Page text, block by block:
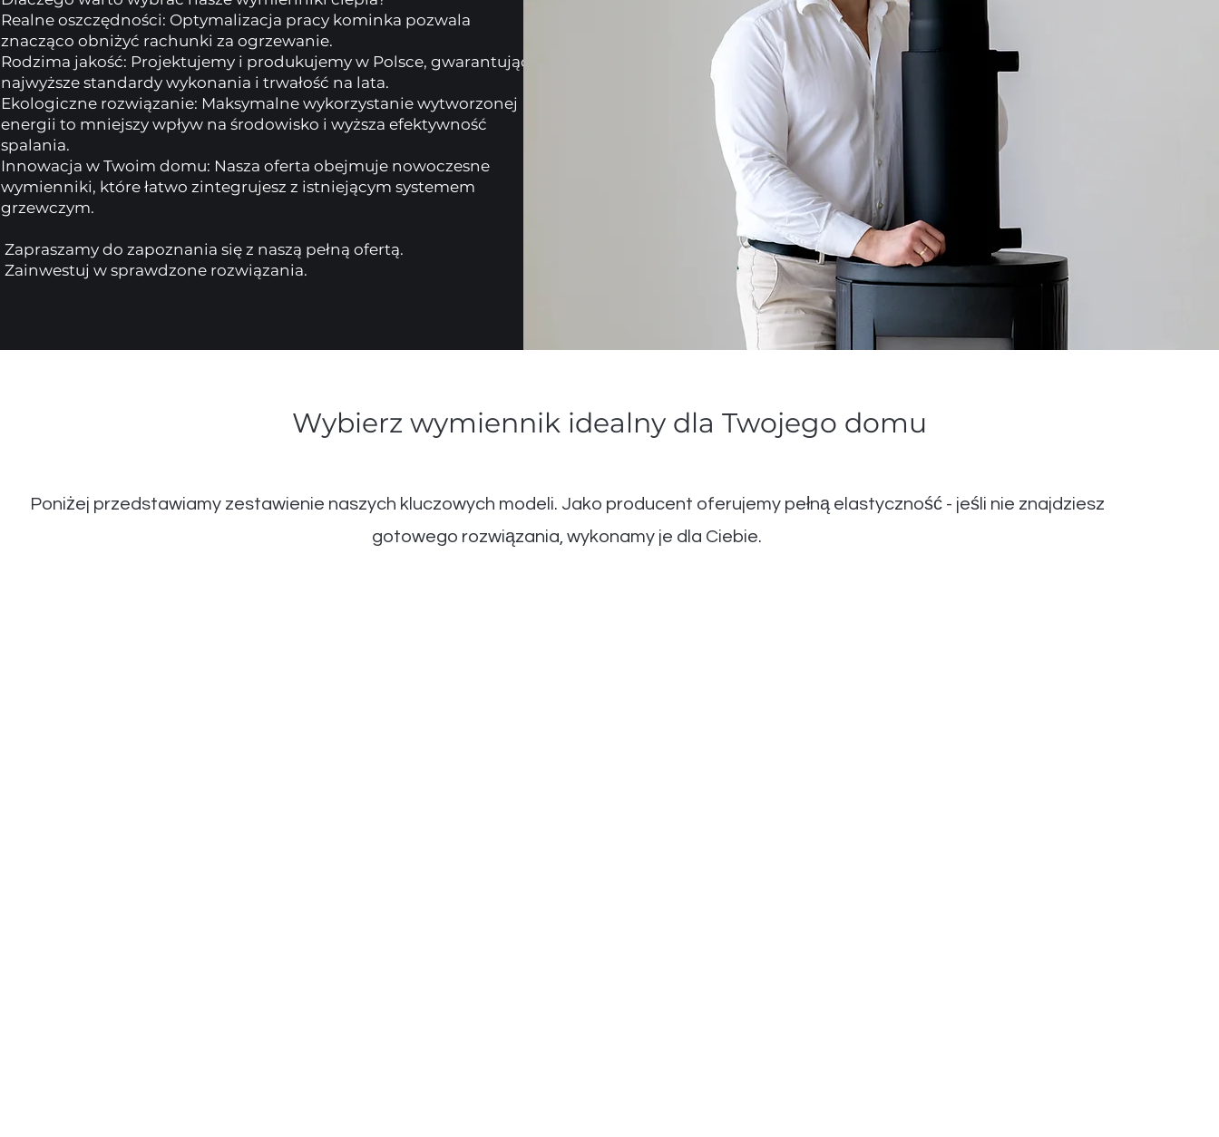
​Realne oszczędności: Optymalizacja pracy kominka pozwala
znacząco obniżyć rachunki za ogrzewanie.
​Rodzima jakość: Projektujemy i produkujemy w Polsce, gwarantując
najwyższe standardy wykonania i trwałość na lata.
​Ekologiczne rozwiązanie: Maksymalne wykorzystanie wytworzonej
energii to mniejszy wpływ na środowisko i wyższa efektywność
spalania.
​Innowacja w Twoim domu: Nasza oferta obejmuje nowoczesne
wymienniki, które łatwo zintegrujesz z istniejącym systemem
grzewczym.​
Zapraszamy do zapoznania się z naszą pełną ofertą.
​ Zainwestuj w sprawdzone rozwiązania.
Wybierz wymiennik idealny dla Twojego domu
Poniżej przedstawiamy zestawienie naszych kluczowych modeli. Jako producent oferujemy pełną elastyczność - jeśli nie znajdziesz
gotowego rozwiązania, wykonamy je dla Ciebie.